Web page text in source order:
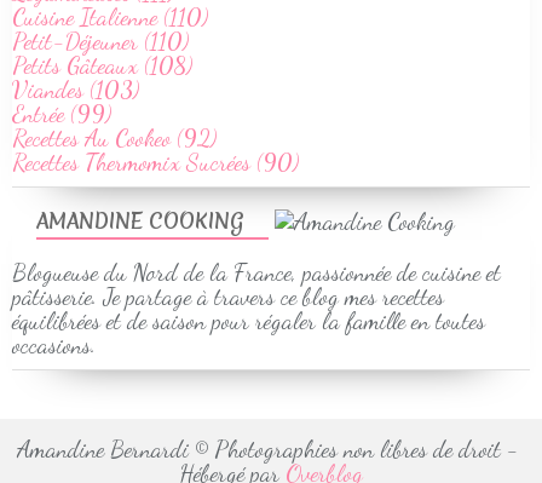
AMANDINE COOKING
Blogueuse du Nord de la France, passionnée de cuisine et
pâtisserie. Je partage à travers ce blog mes recettes
équilibrées et de saison pour régaler la famille en toutes
occasions.
Cuisine Italienne (110)
Petit-Déjeuner (110)
Petits Gâteaux (108)
Viandes (103)
Entrée (99)
Recettes Au Cookeo (92)
Recettes Thermomix Sucrées (90)
Amandine Bernardi © Photographies non libres de droit -
Hébergé par Overblog